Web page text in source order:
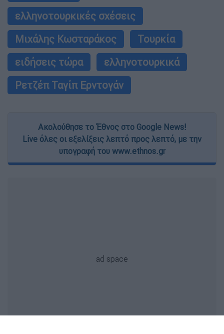
ελληνοτουρκικές σχέσεις
Μιχάλης Κωσταράκος
Τουρκία
ειδήσεις τώρα
ελληνοτουρκικά
Ρετζέπ Ταγίπ Ερντογάν
Ακολούθησε το Έθνος στο Google News!
Live όλες οι εξελίξεις λεπτό προς λεπτό, με την
υπογραφή του www.ethnos.gr